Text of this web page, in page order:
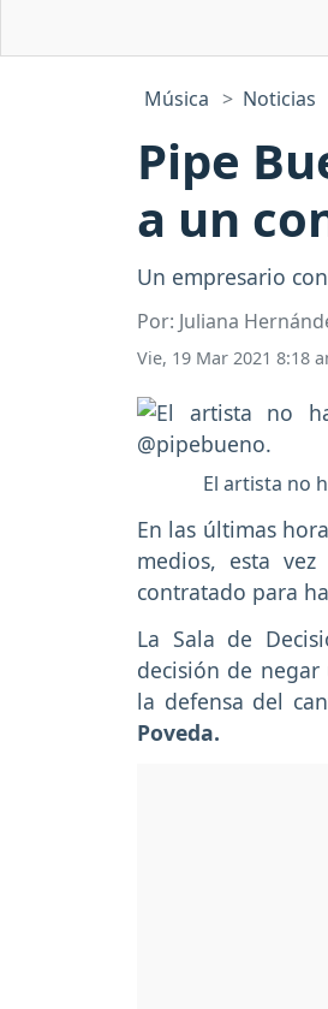
Música Noticias
Pipe
a un
Un empresario
Por: Juliana
Vie, 19 Mar 2021 8:18
El artista no
En las últimas
medios, esta
contratado para
La Sala de
decisión de
la defensa del
Poveda.